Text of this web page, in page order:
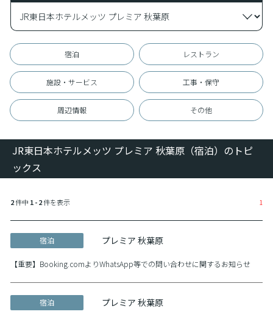
宿泊 レストラン
施設・サービス 工事・保守
周辺情報 その他
JR東日本ホテルメッツ プレミア 秋葉原（宿泊）のトピ
ックス
2件中 1 - 2件を表示 1
宿泊 プレミア 秋葉原
【重要】Booking.comよりWhatsApp等での問い合わせに関するお知らせ
宿泊 プレミア 秋葉原